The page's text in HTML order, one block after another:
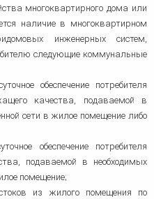
многоквартирного дома или
наличие в многоквартирном
инженерных систем,
следующие коммунальные
обеспечение потребителя
качества, подаваемой в
сети в жилое помещение либо
обеспечение потребителя
подаваемой в необходимых
помещение;
из жилого помещения по